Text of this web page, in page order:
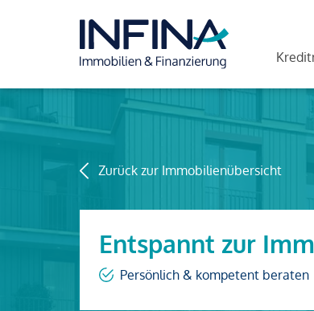
Zurück zur Immobilienübersicht
Entspannt zur
Persönlich & kompetent beraten